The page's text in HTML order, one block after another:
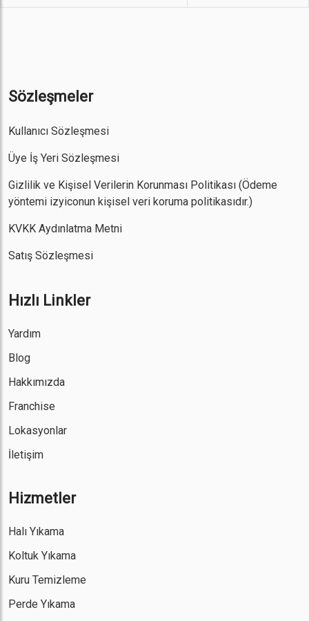
Sözleşmeler
Kullanıcı Sözleşmesi
Üye İş Yeri Sözleşmesi
Gizlilik ve Kişisel Verilerin Korunması Politikası (Ödeme
yöntemi izyiconun kişisel veri koruma politikasıdır.)
KVKK Aydınlatma Metni
Satış Sözleşmesi
Hızlı Linkler
Yardım
Blog
Hakkımızda
Franchise
Lokasyonlar
İletişim
Hizmetler
Halı Yıkama
Koltuk Yıkama
Kuru Temizleme
Perde Yıkama